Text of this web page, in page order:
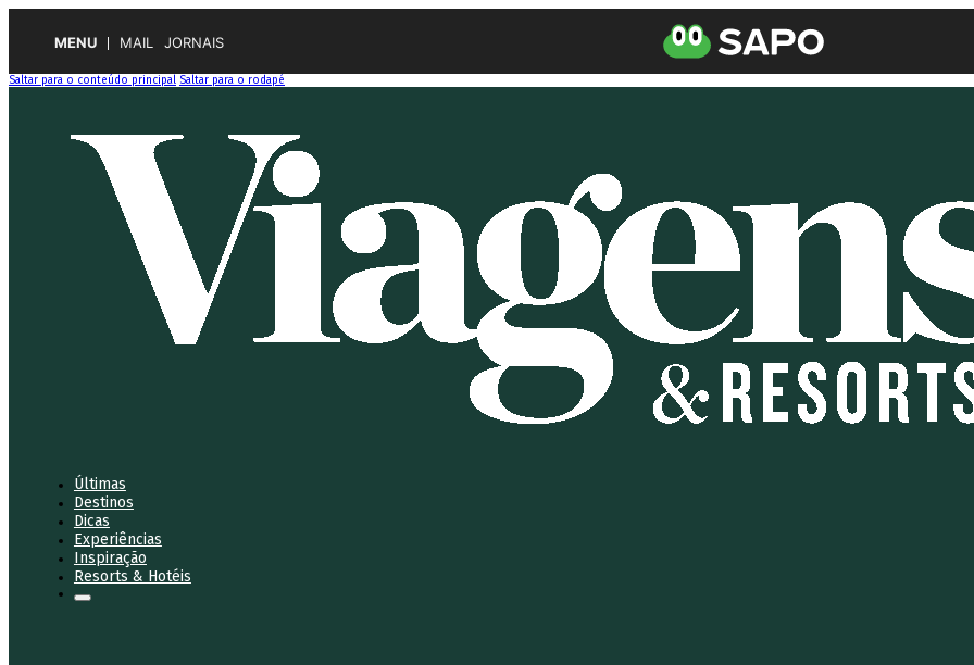
MENU MAIL JORNAIS
Saltar para o conteúdo principal Saltar para o rodapé
Últimas
Destinos
Dicas
Experiências
Inspiração
Resorts & Hotéis